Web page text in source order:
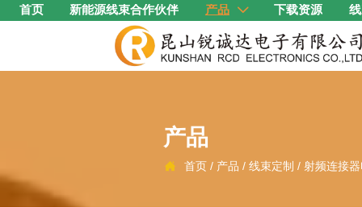
首页 新能源线束合作伙伴 产品  下载资源
产品
 首页 / 产品 /线束定制 /射频连接